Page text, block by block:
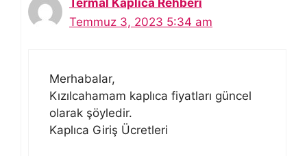
Temmuz 3, 2023 5:34 am
Merhabalar,
Kızılcahamam kaplıca fiyatları güncel
olarak şöyledir.
Kaplıca Giriş Ücretleri